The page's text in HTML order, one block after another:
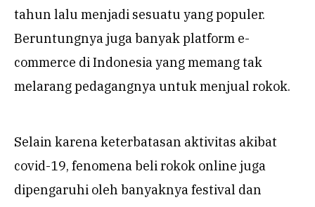
tahun lalu menjadi sesuatu yang populer.
Beruntungnya juga banyak platform e-
commerce di Indonesia yang memang tak
melarang pedagangnya untuk menjual rokok.
Selain karena keterbatasan aktivitas akibat
covid-19, fenomena beli rokok online juga
dipengaruhi oleh banyaknya festival dan